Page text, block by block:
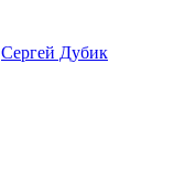
Сергей Дубик